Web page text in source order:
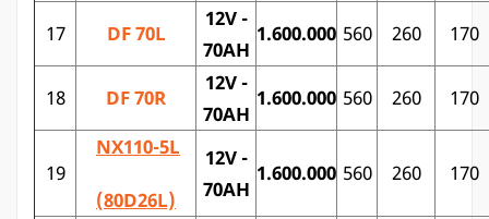
17 DF 70L
12V -
70AH
1.600.000 560 260 170
18 DF 70R
12V -
70AH
1.600.000 560 260 170
19
NX110-5L
(80D26L)
12V -
70AH
1.600.000 560 260 170